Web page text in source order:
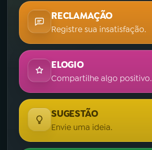
RECLAMAÇÃO
Registre sua insatisfação.
ELOGIO
Compartilhe algo positivo.
SUGESTÃO
Envie uma ideia.